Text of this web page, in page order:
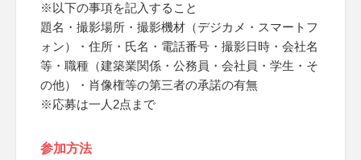
※以下の事項を記入すること
題名・撮影場所・撮影機材（デジカメ・スマートフ
ォン）・住所・氏名・電話番号・撮影日時・会社名
等・職種（建築業関係・公務員・会社員・学生・そ
の他）・肖像権等の第三者の承諾の有無
※応募は一人2点まで
参加方法